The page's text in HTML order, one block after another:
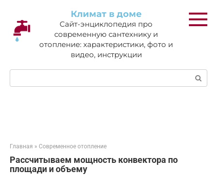
контенту
Климат в доме
Сайт-энциклопедия про
современную сантехнику и
отопление: характеристики, фото и
видео, инструкции
Поиск:
Главная » Современное отопление
Рассчитываем мощность конвектора по
площади и объему